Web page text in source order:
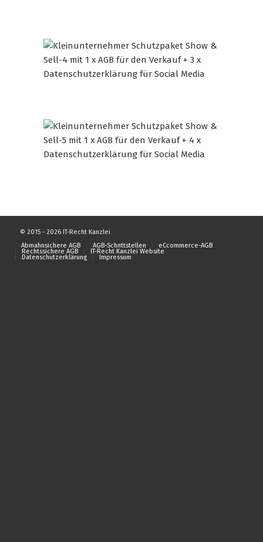
© 2015 - 2026 IT-Recht Kanzlei
Abmahnsichere AGB
AGB-Schnttstellen eCcommerce-AGB
Rechtssichere AGB IT-Recht Kanzlei Website
Datenschutzerklärung Impressum